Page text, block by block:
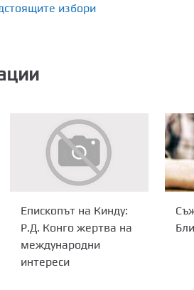
избори
Епископът на Кинду:
Р.Д. Конго жертва на
международни
интереси